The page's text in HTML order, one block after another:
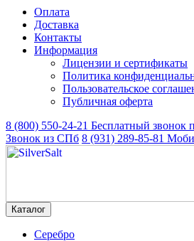
Оплата
Доставка
Контакты
Информация
Лицензии и сертификаты
Политика
Пользовательское
Публичная оферта
8 (800) 550-24-21 Бесплатный звонок
Звонок из СПб 8 (931) 289-85-81
Каталог
Серебро